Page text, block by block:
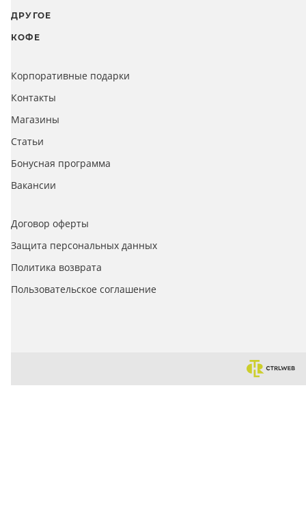
ДРУГОЕ
КОФЕ
Корпоративные подарки
Контакты
Магазины
Статьи
Бонусная программа
Вакансии
Договор оферты
Защита персональных данных
Политика возврата
Пользовательское соглашение